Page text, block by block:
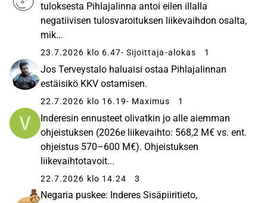
tuloksesta Pihlajalinna antoi eilen illalla
negatiivisen tulosvaroituksen liikevaihdon osalta,
mik...
23.7.2026 klo 6.47- Sijoittaja-alokas 1
Jos Terveystalo haluaisi ostaa Pihlajalinnan
estäisikö KKV ostamisen.
22.7.2026 klo 16.19- Maximus 1
Inderesin ennusteet olivatkin jo alle aiemman
ohjeistuksen (2026e liikevaihto: 568,2 M€ vs. ent.
ohjeistus 570–600 M€). Ohjeistuksen
liikevaihtotavoit...
22.7.2026 klo 14.24 3
Negaria puskee: Inderes Sisäpiiritieto,